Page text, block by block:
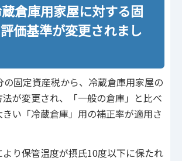
蔵倉庫用家屋に対する固
価基準が変更されまし
固定資産税から、冷蔵倉庫用家屋の
が変更され、「一般の倉庫」と比べ
い「冷蔵倉庫」用の補正率が適用さ
り保管温度が摂氏10度以下に保たれ